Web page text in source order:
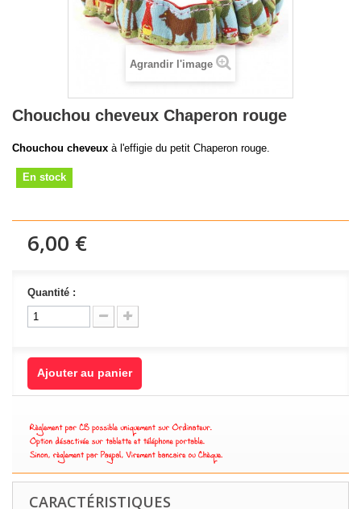
Agrandir l'image
Chouchou cheveux Chaperon rouge
Chouchou cheveux à l'effigie du petit Chaperon rouge.
En stock
6,00 €
Quantité :
Ajouter au panier
CARACTÉRISTIQUES